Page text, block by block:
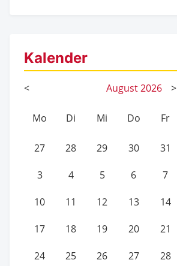
Kalender
< August2026 >
Mo Di Mi Do Fr
27 28 29 30 31
3 4 5 6 7
10 11 12 13 14
17 18 19 20 21
24 25 26 27 28